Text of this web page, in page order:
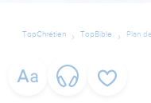
TopChrétien TopBible Plan